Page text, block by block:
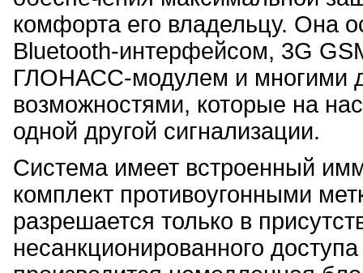
комфорта его владельцу. Она
Bluetooth-интерфейсом, 3G
ГЛОНАСС-модулем и многими
возможностями, которые на
одной другой сигнализации.
Система имеет встроенный
комплект противоугонными
разрешается только в
несанкционированного